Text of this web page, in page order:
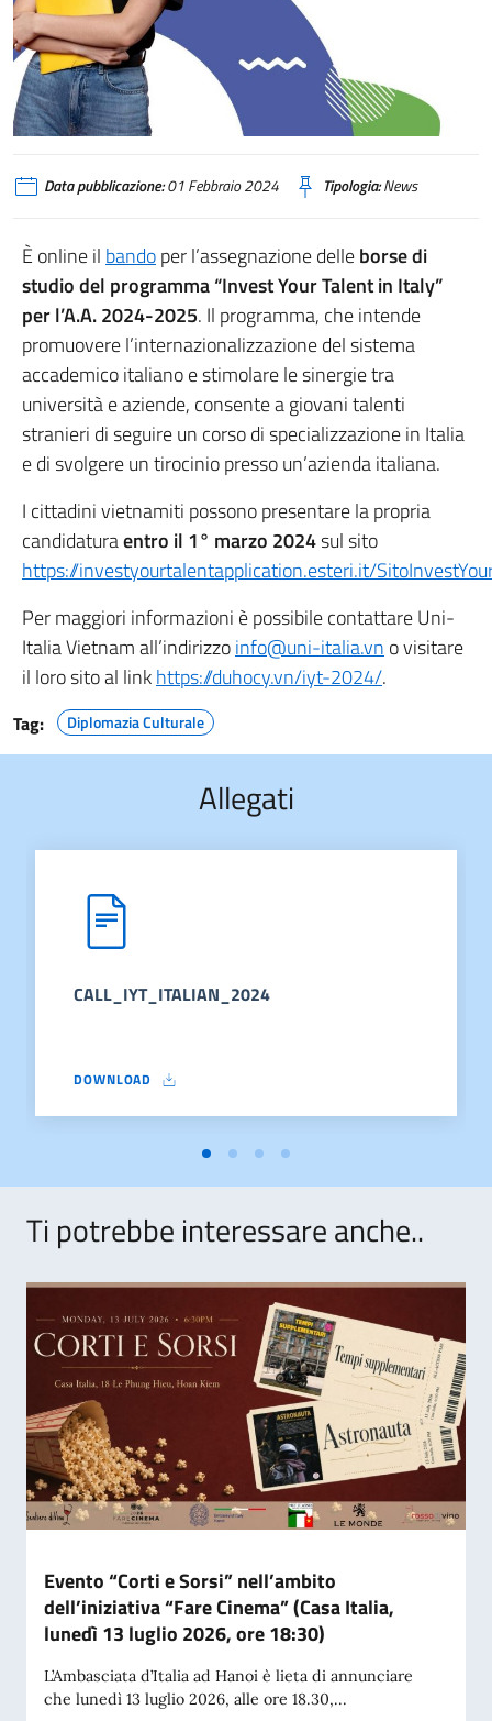
Data pubblicazione:01 Febbraio 2024 Tipologia:News
È online il bandoper l’assegnazione delleborse di
studio del programma “Invest Your Talent in Italy”
per l’A.A. 2024-2025. Il programma, che intende
promuovere l’internazionalizzazione del sistema
accademico italiano e stimolare le sinergie tra
università e aziende, consente a giovani talenti
stranieri di seguire un corso di specializzazione in Italia
e di svolgere un tirocinio presso un’azienda italiana.
I cittadini vietnamiti possono presentare la propria
candidaturaentro il 1° marzo 2024sul sito
https://investyourtalentapplication.esteri.it/
Per maggiori informazioni è possibile contattare Uni-
Italia Vietnam all’indirizzoinfo@uni-italia.vn o visitare
il loro sito al linkhttps://duhocy.vn/iyt-2024/.
Tag: Diplomazia Culturale
Allegati
CALL_IYT_ITALIAN_2024
DOWNLOAD
CALL_IYT_ITALIAN_2024
Ti potrebbe interessare anche..
Evento “Corti e Sorsi” nell’ambito
dell’iniziativa “Fare Cinema” (Casa Italia,
lunedì 13 luglio 2026, ore 18:30)
L’Ambasciata d’Italia ad Hanoi è lieta di annunciare
che lunedì 13 luglio 2026, alle ore 18.30,...